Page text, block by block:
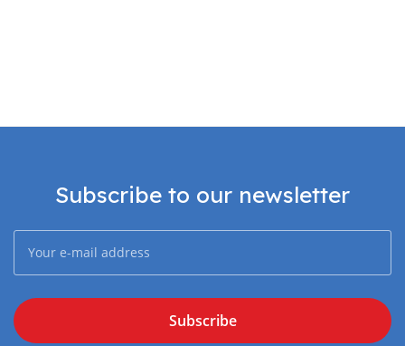
Subscribe to our newsletter
Subscribe